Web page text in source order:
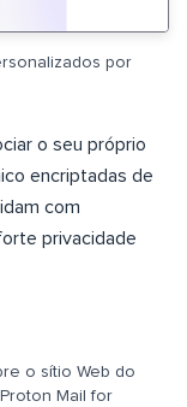
por
o seu próprio
encriptadas de
com
privacidade
o sítio Web do
Mail for